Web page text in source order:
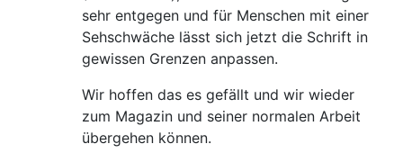
sehr entgegen und für Menschen mit einer
Sehschwäche lässt sich jetzt die Schrift in
gewissen Grenzen anpassen.
Wir hoffen das es gefällt und wir wieder
zum Magazin und seiner normalen Arbeit
übergehen können.